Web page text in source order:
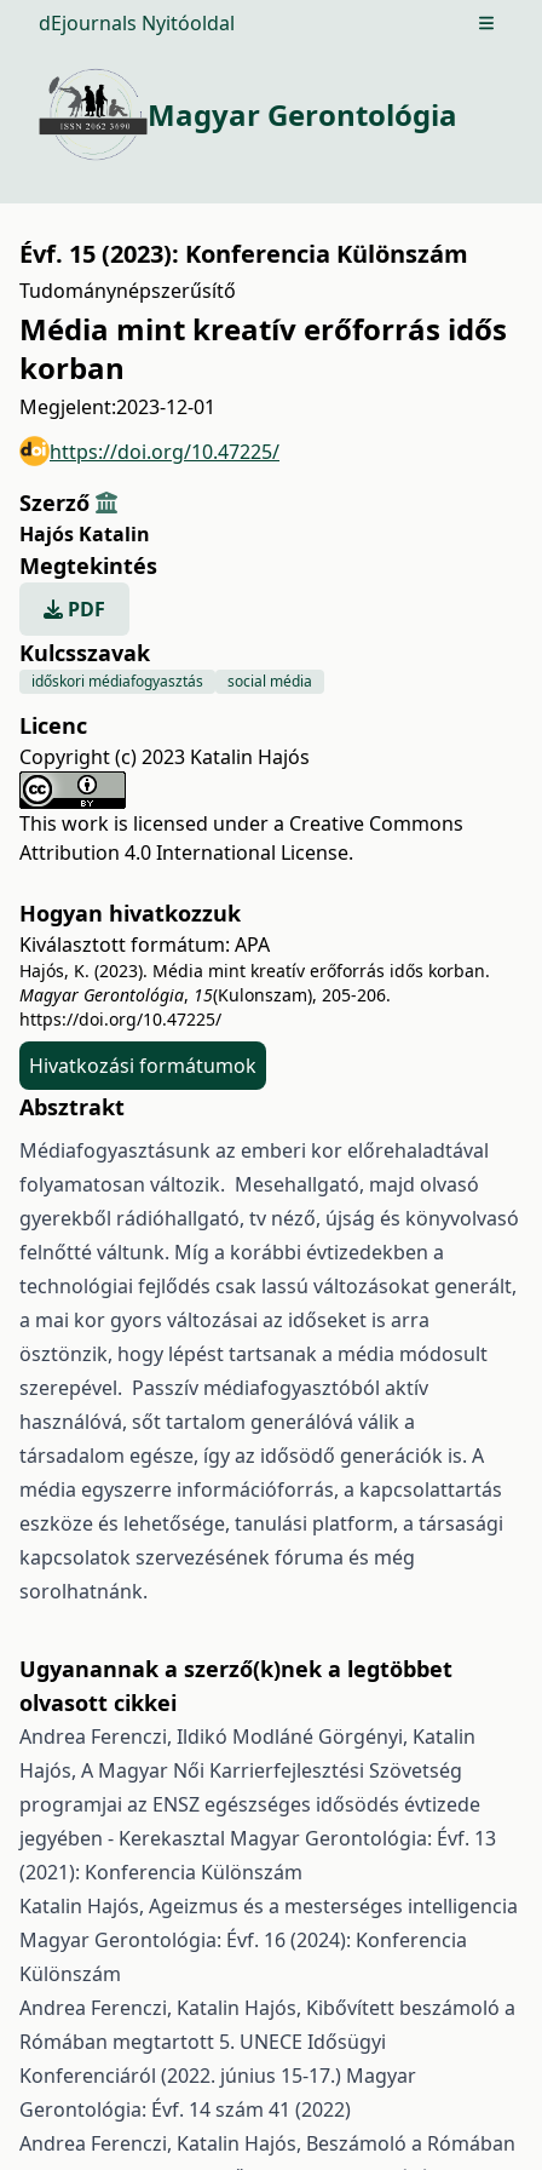
dEjournals Nyitóoldal Open
Magyar Gerontológia
Évf. 15 (2023): Konferencia Különszám
Tudománynépszerűsítő
Média mint kreatív erőforrás idős
korban
Megjelent:2023-12-01
https://doi.org/10.47225/
Szerző
Hajós Katalin
Megtekintés
PDF
Kulcsszavak
időskori médiafogyasztás social média
Licenc
Copyright (c) 2023 Katalin Hajós
This work is licensed under a Creative Commons
Attribution 4.0 International License.
Hogyan hivatkozzuk
Kiválasztott formátum: APA
Hajós, K. (2023). Média mint kreatív erőforrás idős korban.
Magyar Gerontológia, 15(Kulonszam), 205-206.
https://doi.org/10.47225/
Hivatkozási formátumok
Absztrakt
Médiafogyasztásunk az emberi kor előrehaladtával
folyamatosan változik. Mesehallgató, majd olvasó
gyerekből rádióhallgató, tv néző, újság és könyvolvasó
felnőtté váltunk. Míg a korábbi évtizedekben a
technológiai fejlődés csak lassú változásokat generált,
a mai kor gyors változásai az időseket is arra
ösztönzik, hogy lépést tartsanak a média módosult
szerepével. Passzív médiafogyasztóból aktív
használóvá, sőt tartalom generálóvá válik a
társadalom egésze, így az idősödő generációk is. A
média egyszerre információforrás, a kapcsolattartás
eszköze és lehetősége, tanulási platform, a társasági
kapcsolatok szervezésének fóruma és még
sorolhatnánk.
Ugyanannak a szerző(k)nek a legtöbbet
olvasott cikkei
Andrea Ferenczi, Ildikó Modláné Görgényi, Katalin
Hajós, A Magyar Női Karrierfejlesztési Szövetség
programjai az ENSZ egészséges idősödés évtizede
jegyében - Kerekasztal Magyar Gerontológia: Évf. 13
(2021): Konferencia Különszám
Katalin Hajós, Ageizmus és a mesterséges intelligencia
Magyar Gerontológia: Évf. 16 (2024): Konferencia
Különszám
Andrea Ferenczi, Katalin Hajós, Kibővített beszámoló a
Rómában megtartott 5. UNECE Idősügyi
Konferenciáról (2022. június 15-17.) Magyar
Gerontológia: Évf. 14 szám 41 (2022)
Andrea Ferenczi, Katalin Hajós, Beszámoló a Rómában